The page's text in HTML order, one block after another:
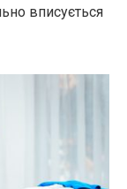
вписується